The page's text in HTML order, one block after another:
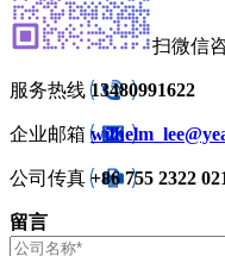
扫微信
服务热线 13480991622
企业邮箱
公司传真 +86 755 2322
留言